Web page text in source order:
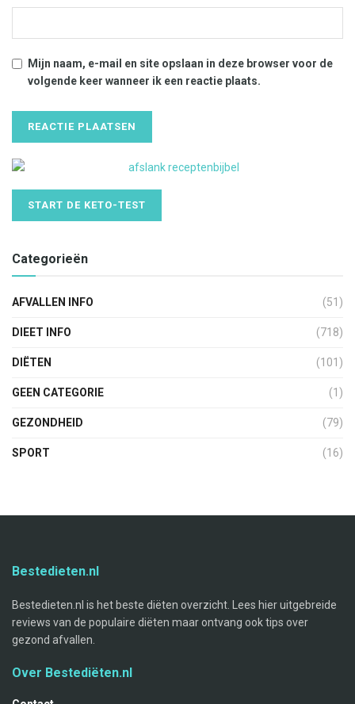
Mijn naam, e-mail en site opslaan in deze browser voor de
volgende keer wanneer ik een reactie plaats.
START DE KETO-TEST
Categorieën
AFVALLEN INFO (51)
DIEET INFO (718)
DIËTEN (101)
GEEN CATEGORIE (1)
GEZONDHEID (79)
SPORT (16)
Bestedieten.nl
Bestedieten.nl is het beste diëten overzicht. Lees hier uitgebreide
reviews van de populaire diëten maar ontvang ook tips over
gezond afvallen.
Over Bestediëten.nl